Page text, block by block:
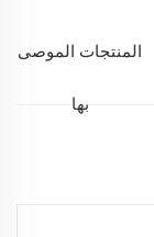
المنتجات الموصى
بها